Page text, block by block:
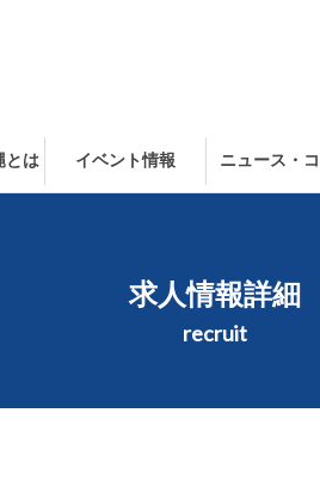
とは イベント情報 ニュース・
求人情報詳細
recruit